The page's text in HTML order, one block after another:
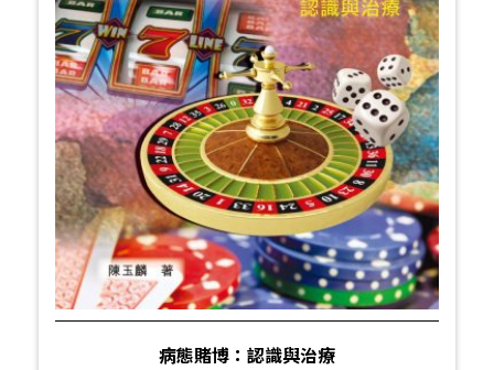
病態賭博：認識與治療